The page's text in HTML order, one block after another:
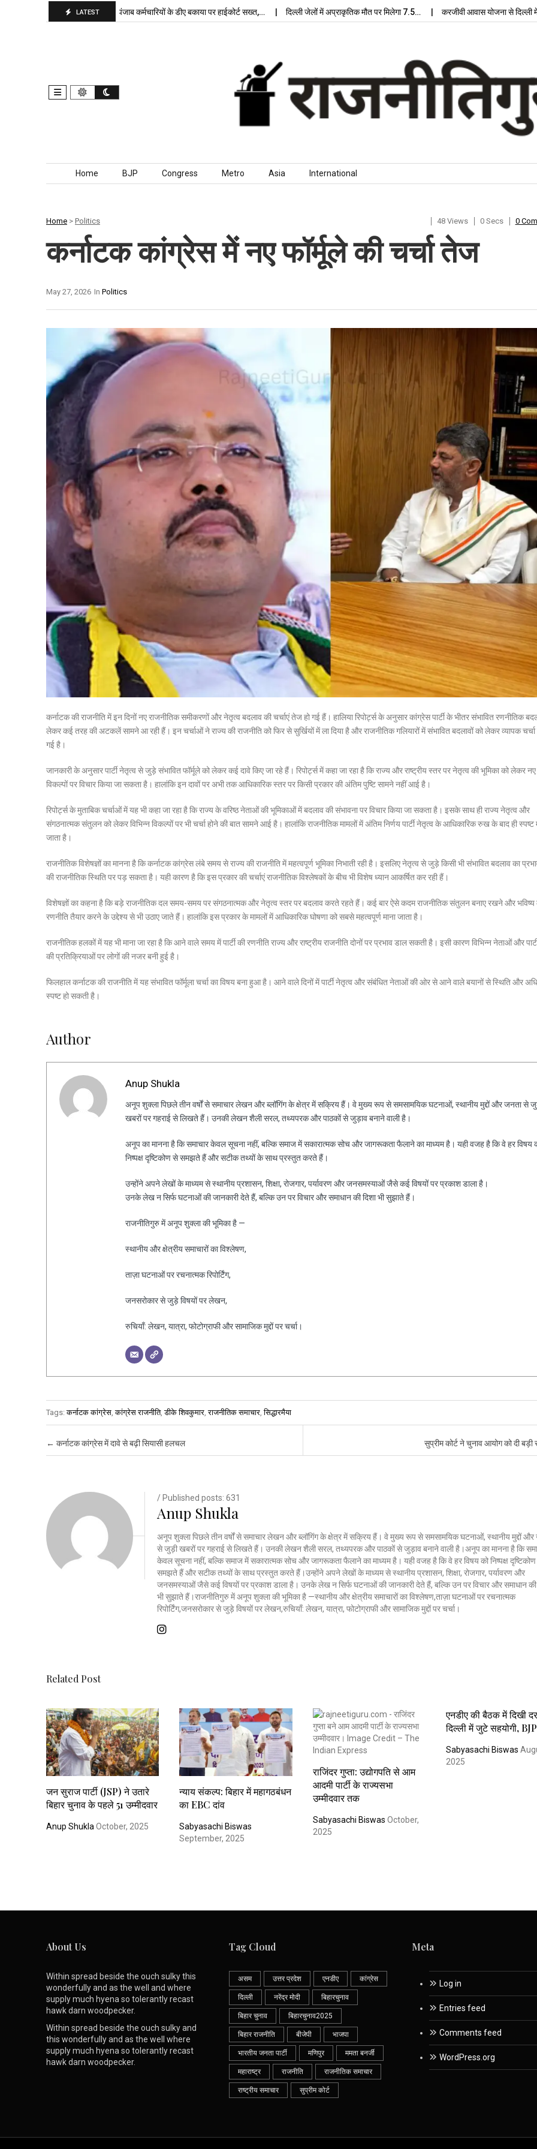
LATEST
बरकरार, बांकीपुर में… पंजाब कर्मचारियों के डीए बकाया पर हाईकोर्ट सख्त,… दिल्ली जेलों में अप्राकृतिक मौत पर मिलेगा 7.5… करजीवी आवास योजना से दिल्ली में
Skip to content
Home BJP Congress Metro Asia International
Home > Politics 48 Views 0 Secs 0
कर्नाटक कांग्रेस में नए फॉर्मूले की चर्चा तेज
In Politics
May 27, 2026
कर्नाटक की राजनीति में इन दिनों नए राजनीतिक समीकरणों और नेतृत्व बदलाव की चर्चाएं तेज हो गई हैं। हालिया रिपोर्ट्स के अनुसार कांग्रेस पार्टी के भीतर संभावित रणनीतिक
लेकर कई तरह की अटकलें सामने आ रही हैं। इन चर्चाओं ने राज्य की राजनीति को फिर से सुर्खियों में ला दिया है और राजनीतिक गलियारों में संभावित बदलावों को लेकर व्यापक
गई है।
जानकारी के अनुसार पार्टी नेतृत्व से जुड़े संभावित फॉर्मूले को लेकर कई दावे किए जा रहे हैं। रिपोर्ट्स में कहा जा रहा है कि राज्य और राष्ट्रीय स्तर पर नेतृत्व की भूमिका को लेकर नए
विकल्पों पर विचार किया जा सकता है। हालांकि इन दावों पर अभी तक आधिकारिक स्तर पर किसी प्रकार की अंतिम पुष्टि सामने नहीं आई है।
रिपोर्ट्स के मुताबिक चर्चाओं में यह भी कहा जा रहा है कि राज्य के वरिष्ठ नेताओं की भूमिकाओं में बदलाव की संभावना पर विचार किया जा सकता है। इसके साथ ही राज्य नेतृत्व और
संगठनात्मक संतुलन को लेकर विभिन्न विकल्पों पर भी चर्चा होने की बात सामने आई है। हालांकि राजनीतिक मामलों में अंतिम निर्णय पार्टी नेतृत्व के आधिकारिक रुख के बाद ही स्पष्ट
जाता है।
राजनीतिक विशेषज्ञों का मानना है कि कर्नाटक कांग्रेस लंबे समय से राज्य की राजनीति में महत्वपूर्ण भूमिका निभाती रही है। इसलिए नेतृत्व से जुड़े किसी भी संभावित बदलाव का
की राजनीतिक स्थिति पर पड़ सकता है। यही कारण है कि इस प्रकार की चर्चाएं राजनीतिक विश्लेषकों के बीच भी विशेष ध्यान आकर्षित कर रही हैं।
विशेषज्ञों का कहना है कि बड़े राजनीतिक दल समय-समय पर संगठनात्मक और नेतृत्व स्तर पर बदलाव करते रहते हैं। कई बार ऐसे कदम राजनीतिक संतुलन बनाए रखने और भविष्य
रणनीति तैयार करने के उद्देश्य से भी उठाए जाते हैं। हालांकि इस प्रकार के मामलों में आधिकारिक घोषणा को सबसे महत्वपूर्ण माना जाता है।
राजनीतिक हलकों में यह भी माना जा रहा है कि आने वाले समय में पार्टी की रणनीति राज्य और राष्ट्रीय राजनीति दोनों पर प्रभाव डाल सकती है। इसी कारण विभिन्न नेताओं और
की प्रतिक्रियाओं पर लोगों की नजर बनी हुई है।
फिलहाल कर्नाटक की राजनीति में यह संभावित फॉर्मूला चर्चा का विषय बना हुआ है। आने वाले दिनों में पार्टी नेतृत्व और संबंधित नेताओं की ओर से आने वाले बयानों से स्थिति और
स्पष्ट हो सकती है।
Author
Anup Shukla
अनूप शुक्ला पिछले तीन वर्षों से समाचार लेखन और ब्लॉगिंग के क्षेत्र में सक्रिय हैं। वे मुख्य रूप से समसामयिक घटनाओं, स्थानीय मुद्दों और जनता से
खबरों पर गहराई से लिखते हैं। उनकी लेखन शैली सरल, तथ्यपरक और पाठकों से जुड़ाव बनाने वाली है।
अनूप का मानना है कि समाचार केवल सूचना नहीं, बल्कि समाज में सकारात्मक सोच और जागरूकता फैलाने का माध्यम है। यही वजह है कि वे हर विषय
निष्पक्ष दृष्टिकोण से समझते हैं और सटीक तथ्यों के साथ प्रस्तुत करते हैं।
उन्होंने अपने लेखों के माध्यम से स्थानीय प्रशासन, शिक्षा, रोजगार, पर्यावरण और जनसमस्याओं जैसे कई विषयों पर प्रकाश डाला है।
उनके लेख न सिर्फ घटनाओं की जानकारी देते हैं, बल्कि उन पर विचार और समाधान की दिशा भी सुझाते हैं।
राजनीतिगुरु में अनूप शुक्ला की भूमिका है —
स्थानीय और क्षेत्रीय समाचारों का विश्लेषण,
ताज़ा घटनाओं पर रचनात्मक रिपोर्टिंग,
जनसरोकार से जुड़े विषयों पर लेखन,
रुचियाँ: लेखन, यात्रा, फोटोग्राफी और सामाजिक मुद्दों पर चर्चा।
Tags:कर्नाटक कांग्रेस,कांग्रेस राजनीति,डीके शिवकुमार,राजनीतिक समाचार,सिद्धारमैया
Post navigation
← कर्नाटक कांग्रेस में दावे से बढ़ी सियासी हलचल सुप्रीम कोर्ट ने चुनाव आयोग को दी बड़ी
/ Published posts: 631
Anup Shukla
अनूप शुक्ला पिछले तीन वर्षों से समाचार लेखन और ब्लॉगिंग के क्षेत्र में सक्रिय हैं। वे मुख्य रूप से समसामयिक घटनाओं, स्थानीय मुद्दों और
से जुड़ी खबरों पर गहराई से लिखते हैं। उनकी लेखन शैली सरल, तथ्यपरक और पाठकों से जुड़ाव बनाने वाली है।अनूप का मानना है कि
केवल सूचना नहीं, बल्कि समाज में सकारात्मक सोच और जागरूकता फैलाने का माध्यम है। यही वजह है कि वे हर विषय को निष्पक्ष
समझते हैं और सटीक तथ्यों के साथ प्रस्तुत करते हैं।उन्होंने अपने लेखों के माध्यम से स्थानीय प्रशासन, शिक्षा, रोजगार, पर्यावरण और
जनसमस्याओं जैसे कई विषयों पर प्रकाश डाला है। उनके लेख न सिर्फ घटनाओं की जानकारी देते हैं, बल्कि उन पर विचार और समाधान की
भी सुझाते हैं।राजनीतिगुरु में अनूप शुक्ला की भूमिका है —स्थानीय और क्षेत्रीय समाचारों का विश्लेषण,ताज़ा घटनाओं पर रचनात्मक
रिपोर्टिंग,जनसरोकार से जुड़े विषयों पर लेखन,रुचियाँ: लेखन, यात्रा, फोटोग्राफी और सामाजिक मुद्दों पर चर्चा।
Related Post
जन सुराज पार्टी (JSP) ने उतारे
बिहार चुनाव के पहले 51 उम्मीदवार
Anup ShuklaOctober, 2025
न्याय संकल्प: बिहार में महागठबंधन
का EBC दांव
Sabyasachi Biswas
September, 2025
राजिंदर गुप्ता: उद्योगपति से आम
आदमी पार्टी के राज्यसभा
उम्मीदवार तक
Sabyasachi Biswas October,
2025
एनडीए की बैठक में दिखी
दिल्ली में जुटे सहयोगी,
Sabyasachi Biswas
2025
About Us
Within spread beside the ouch sulky this
wonderfully and as the well and where
supply much hyena so tolerantly recast
hawk darn woodpecker.
Within spread beside the ouch sulky and
this wonderfully and as the well where
supply much hyena so tolerantly recast
hawk darn woodpecker.
Tag Cloud
असम उत्तर प्रदेश एनडीए कांग्रेस
दिल्ली नरेंद्र मोदी बिहारचुनाव
बिहार चुनाव बिहारचुनाव2025
बिहार राजनीति बीजेपी भाजपा
भारतीय जनता पार्टी मणिपुर ममता बनर्जी
महाराष्ट्र राजनीति राजनीतिक समाचार
राष्ट्रीय समाचार सुप्रीम कोर्ट
Meta
Log in
Entries feed
Comments feed
WordPress.org